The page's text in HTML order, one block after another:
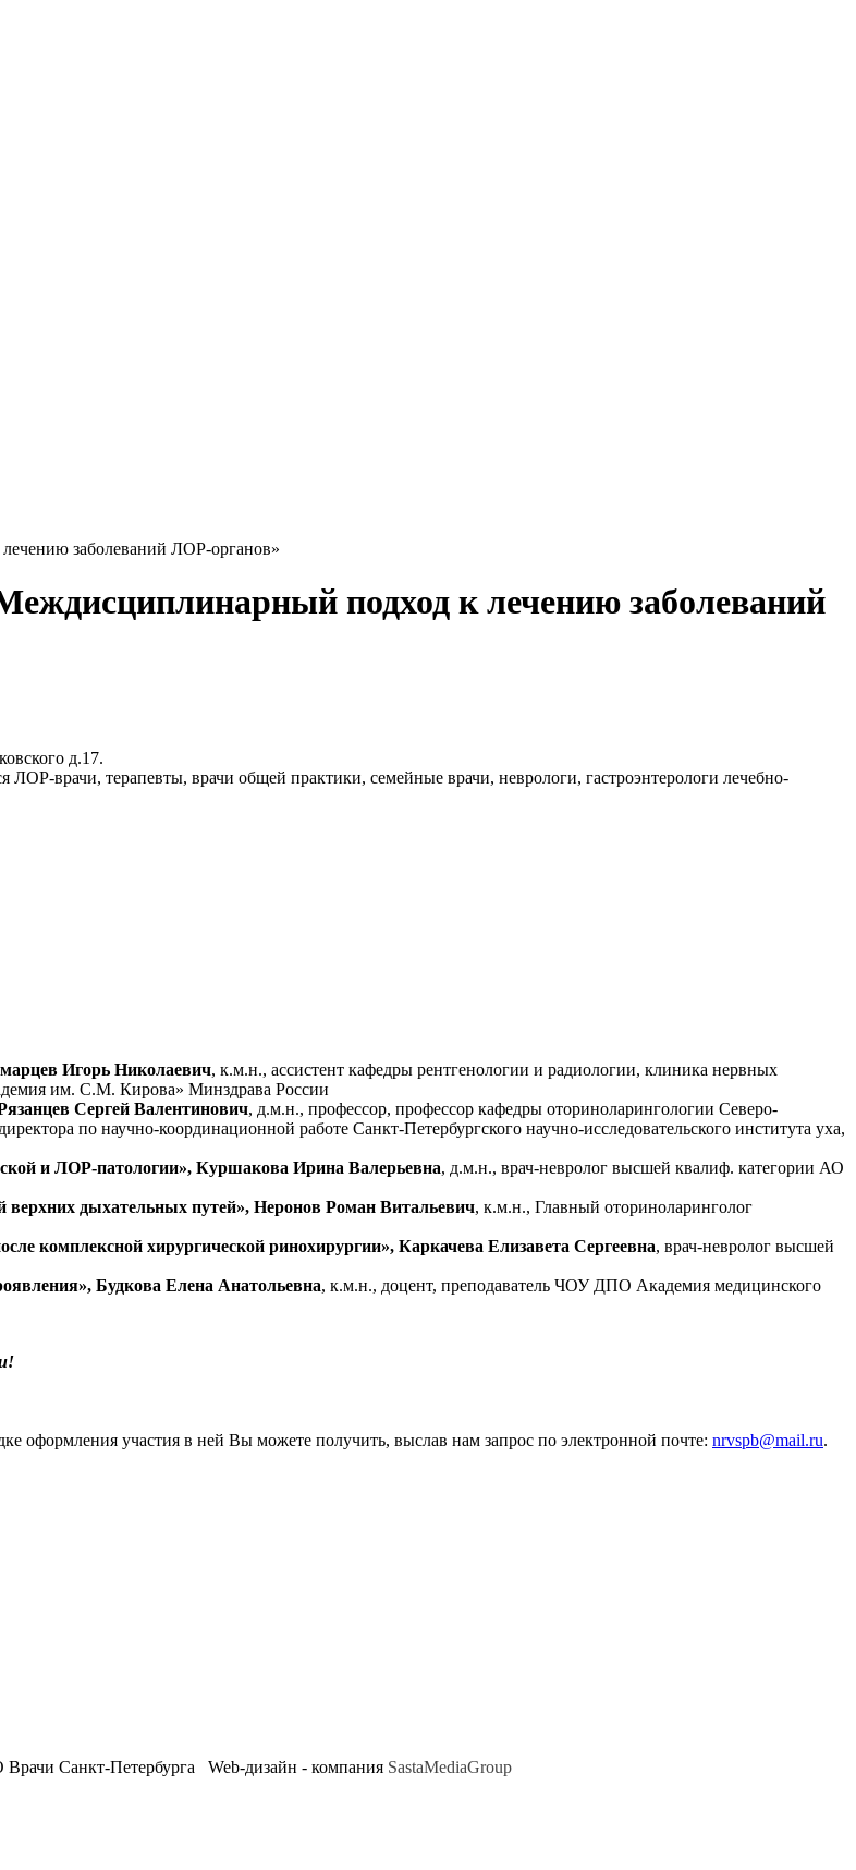
заболеваний ЛОР-органов»
подход к лечению заболеваний
д.17.
ЛОР-врачи, терапевты, врачи общей практики, семейные врачи, неврологи, гастроэнтерологи лечебно-
Игорь Николаевич, к.м.н., ассистент кафедры рентгенологии и радиологии, клиника нервных
им. С.М. Кирова» Минздрава России
Сергей Валентинович, д.м.н., профессор, профессор кафедры оториноларингологии Северо-
по научно-координационной работе Санкт-Петербургского научно-исследовательского института уха,
и ЛОР-патологии», Куршакова Ирина Валерьевна, д.м.н., врач-невролог высшей квалиф. категории АО
дыхательных путей», Неронов Роман Витальевич, к.м.н., Главный оториноларинголог
комплексной хирургической ринохирургии», Каркачева Елизавета Сергеевна, врач-невролог высшей
Будкова Елена Анатольевна, к.м.н., доцент, преподаватель ЧОУ ДПО Академия медицинского
участия в ней Вы можете получить, выслав нам запрос по электронной почте: nrvspb@mail.ru.
Санкт-Петербурга Web-дизайн - компания SastaMediaGroup